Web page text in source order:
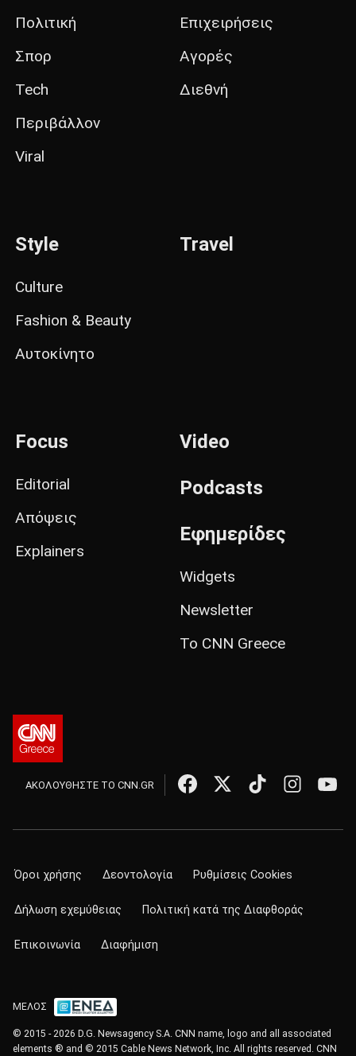
Πολιτική
Σπορ
Tech
Περιβάλλον
Viral
Επιχειρήσεις
Αγορές
Διεθνή
Style
Culture
Fashion & Beauty
Αυτοκίνητο
Travel
Focus
Editorial
Απόψεις
Explainers
Video
Podcasts
Εφημερίδες
Widgets
Newsletter
Το CNN Greece
ΑΚΟΛΟΥΘΗΣΤΕ ΤΟ CNN.GR
Όροι χρήσης Δεοντολογία Ρυθμίσεις Cookies
Δήλωση εχεμύθειας Πολιτική κατά της Διαφθοράς
Επικοινωνία Διαφήμιση
ΜΕΛΟΣ
© 2015 - 2026 D.G. Newsagency S.A. CNN name, logo and all associated
elements ® and © 2015 Cable News Network, Inc. All rights reserved. CNN